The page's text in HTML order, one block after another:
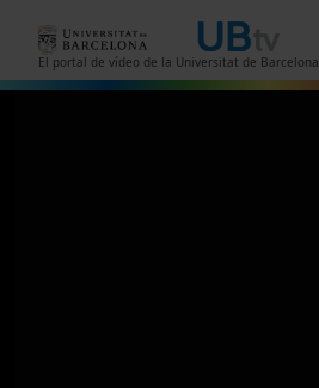
El portal de vídeo de la Universitat de Barcelona